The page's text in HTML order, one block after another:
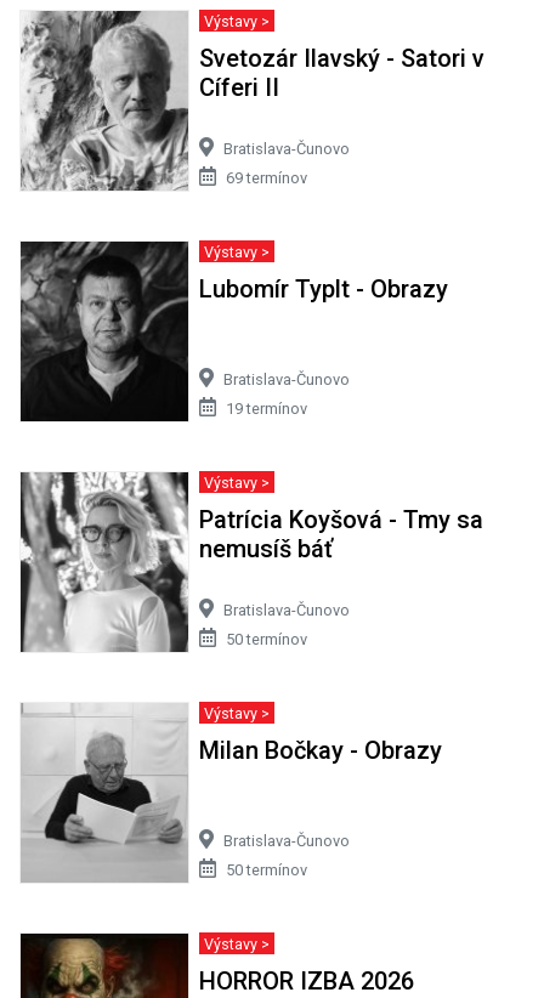
Výstavy >
Svetozár Ilavský - Satori v
Cíferi II
Bratislava-Čunovo
69 termínov
Výstavy >
Lubomír Typlt - Obrazy
Bratislava-Čunovo
19 termínov
Výstavy >
Patrícia Koyšová - Tmy sa
nemusíš báť
Bratislava-Čunovo
50 termínov
Výstavy >
Milan Bočkay - Obrazy
Bratislava-Čunovo
50 termínov
Výstavy >
HORROR IZBA 2026